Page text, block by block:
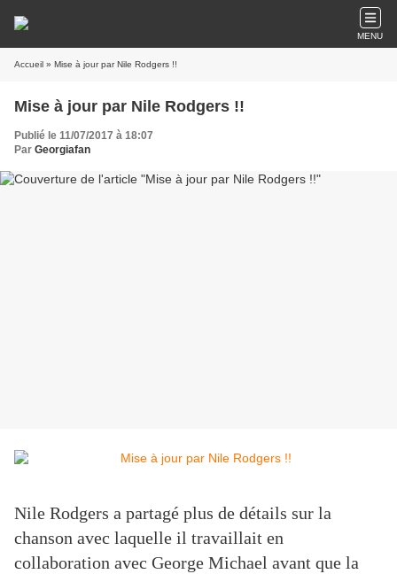
MENU
Accueil » Mise à jour par Nile Rodgers !!
Mise à jour par Nile Rodgers !!
Publié le 11/07/2017 à 18:07
Par Georgiafan
Nile Rodgers a partagé plus de détails sur la
chanson avec laquelle il travaillait en
collaboration avec George Michael avant que la